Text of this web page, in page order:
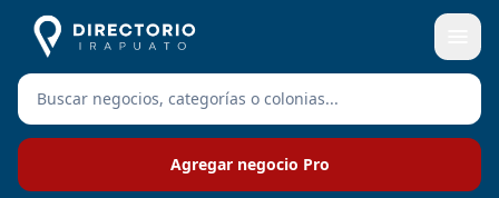
Agregar negocio Pro